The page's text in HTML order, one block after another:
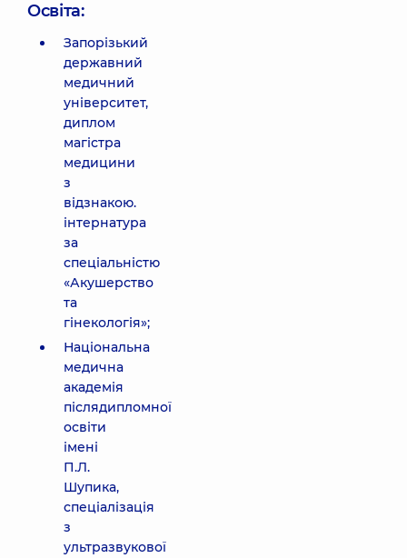
Освіта:
Запорізький
державний
медичний
університет,
диплом
магістра
медицини
з
відзнакою.
інтернатура
за
спеціальністю
«Акушерство
та
гінекологія»;
Національна
медична
академія
післядипломної
освіти
імені
П.Л.
Шупика,
спеціалізація
з
ультразвукової